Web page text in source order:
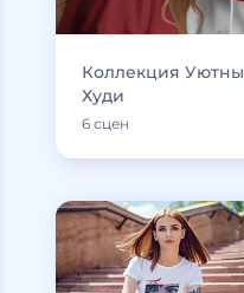
Коллекция
Худи
6 сцен